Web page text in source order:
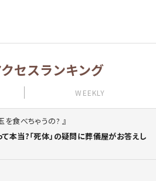
セスランキング
WEEKLY
を食べちゃうの?
本当?「死体」の疑問に葬儀屋がお答えし